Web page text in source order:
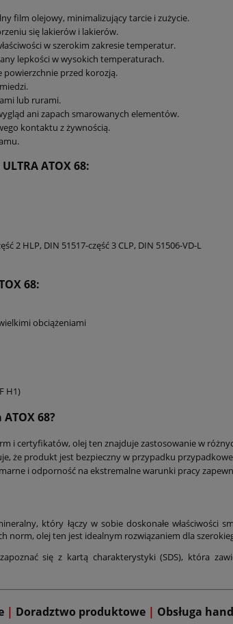
film olejowy, minimalizujący tarcie i zużycie.
się lakierów i lakierów.
w szerokim zakresie temperatur.
lepkości w wysokich temperaturach.
powierzchnie przed korozją.
lub rurami.
ani zapach smarowanych elementów.
kontaktu z żywnością.
ATOX 68:
2 HLP, DIN 51517-część 3 CLP, DIN 51506-VD-L
68:
obciążeniami
H1)
68?
i certyfikatów, olej ten znajduje zastosowanie w
że produkt jest bezpieczny w przypadku
i odporność na ekstremalne warunki pracy
który łączy w sobie doskonałe właściwości
norm, olej ten jest idealnym rozwiązaniem dla
się z kartą charakterystyki (SDS), która
| Doradztwo produktowe | Obsługa